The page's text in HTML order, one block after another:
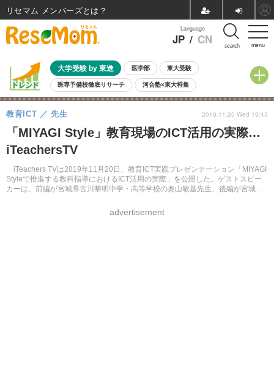
menu
Language
JP / CN search
大学受験 by 東進 医学部 東大受験
医専予備校徹底リサーチ 河合塾×東大特集
親子で考える大学選び 高校受験 中学受験 小学校受験
共通テスト 夏休み
8月開催イベント・WS 全国公立高校 過去問 人気記事
自由研究教材（小学生向け）
「MIYAGI Style」教育現場のICT活用の実際…
iTeachersTV
iTeachers TVは2019年11月20日、教育ICT実践プレゼンテーション「MIYAGI
Styleで推進する教科指導におけるICT活用の実際」を公開した。ゲストスピー
カーは、前編が宮城県古川黎明中学・高等学校の奥山敏基先生、後編が宮城県
教育ICT 先生
advertisement
2019.11.20 Wed 19:45
リセマム メンバーズ